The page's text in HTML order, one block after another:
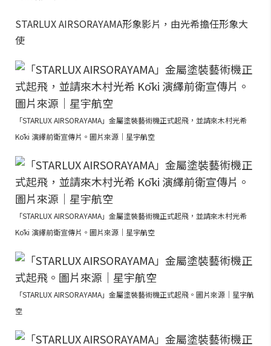
STARLUX AIRSORAYAMA形象影片，由光希擔任形象大
使
「STARLUX AIRSORAYAMA」金屬塗裝藝術機正式起飛，並請來木村光希
Kōki 演繹前衛宣傳片。圖片來源｜星宇航空
「STARLUX AIRSORAYAMA」金屬塗裝藝術機正式起飛，並請來木村光希
Kōki 演繹前衛宣傳片。圖片來源｜星宇航空
「STARLUX AIRSORAYAMA」金屬塗裝藝術機正式起飛。圖片來源｜星宇航
空